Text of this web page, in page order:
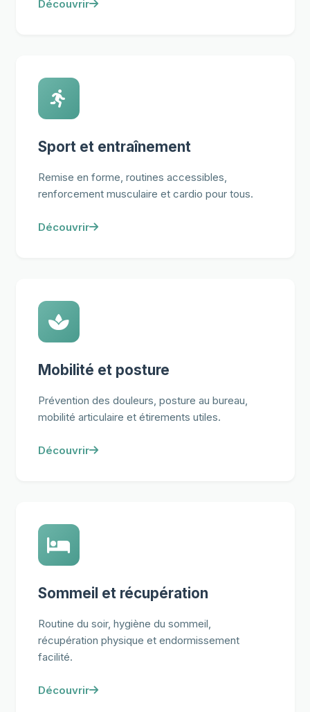
Découvrir
Sport et entraînement
Remise en forme, routines accessibles,
renforcement musculaire et cardio pour tous.
Découvrir
Mobilité et posture
Prévention des douleurs, posture au bureau,
mobilité articulaire et étirements utiles.
Découvrir
Sommeil et récupération
Routine du soir, hygiène du sommeil,
récupération physique et endormissement
facilité.
Découvrir